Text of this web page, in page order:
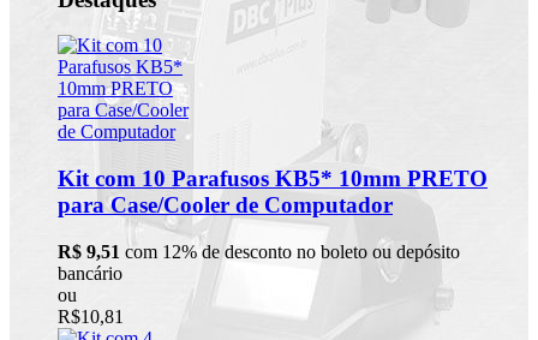
Kit com 10 Parafusos KB5* 10mm PRETO
para Case/Cooler de Computador
R$ 9,51 com 12% de desconto no boleto ou depósito
bancário
ou
R$10,81